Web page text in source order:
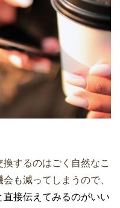
するのはごく自然なこ
も減ってしまうので、
接伝えてみるのがいい